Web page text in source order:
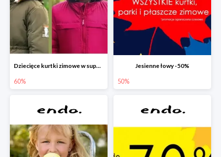
Dziecięce kurtki zimowe w super cenach!
60%
Jesienne łowy -50%
50%